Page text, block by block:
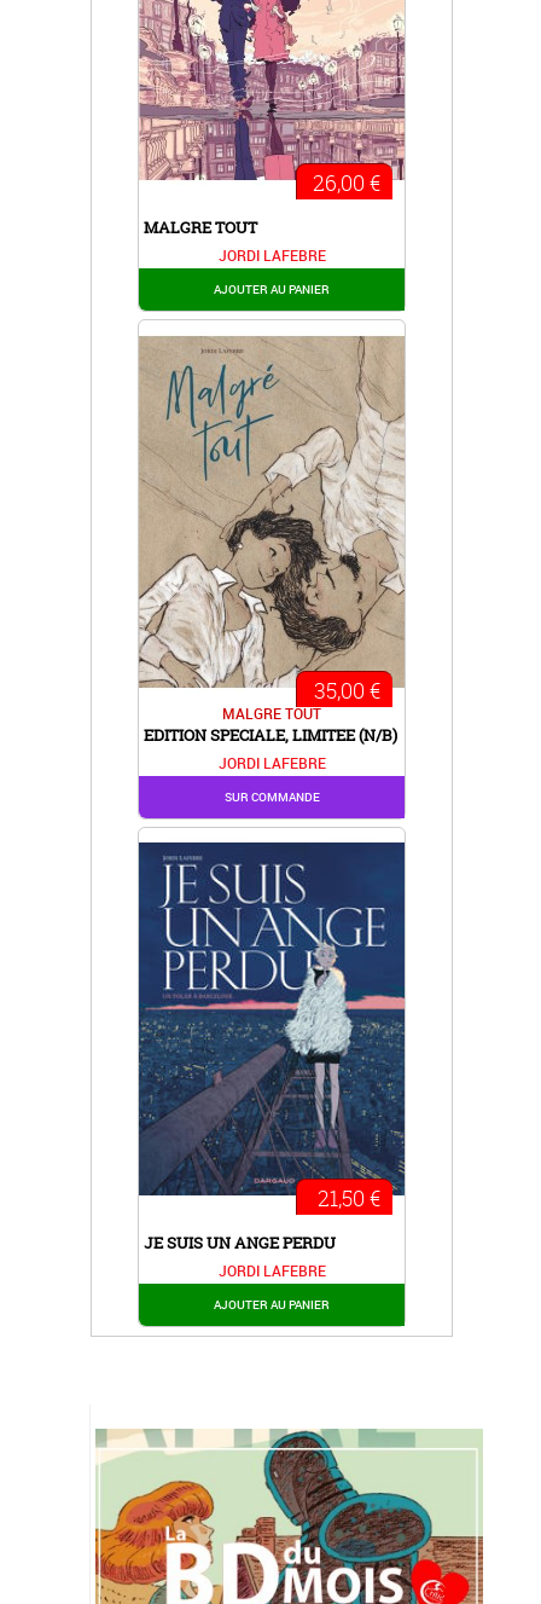
MALGRE TOUT
JORDI LAFEBRE
26,00 €
AJOUTER AU PANIER
MALGRE TOUT
EDITION SPECIALE, LIMITEE (N/B)
JORDI LAFEBRE
35,00 €
SUR COMMANDE
JE SUIS UN ANGE PERDU
JORDI LAFEBRE
21,50 €
AJOUTER AU PANIER